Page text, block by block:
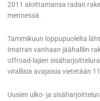
2011 aloittamansa radan
mennessä.
Tammikuun loppupuolelta
Imatran vanhaan jäähalliin
offroad-lajien
virallisia avajaisia vietetään
Uusien ulko- ja